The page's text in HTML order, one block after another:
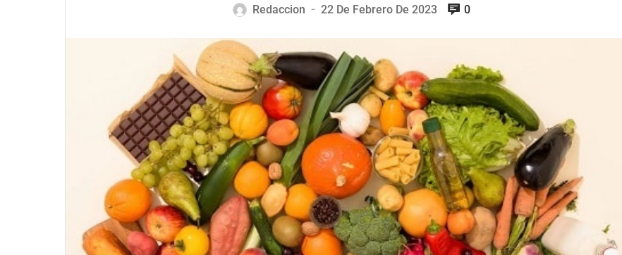
Redaccion — 22 De Febrero De 2023 0